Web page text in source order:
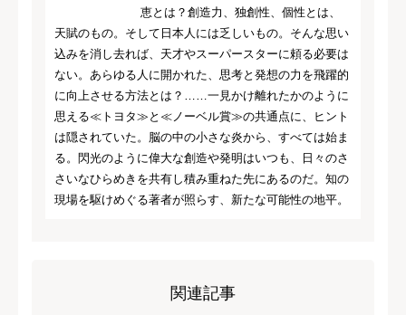
恵とは？創造力、独創性、個性とは、
天賦のもの。そして日本人には乏しいもの。そんな思い
込みを消し去れば、天才やスーパースターに頼る必要は
ない。あらゆる人に開かれた、思考と発想の力を飛躍的
に向上させる方法とは？……一見かけ離れたかのように
思える≪トヨタ≫と≪ノーベル賞≫の共通点に、ヒント
は隠されていた。脳の中の小さな炎から、すべては始ま
る。閃光のように偉大な創造や発明はいつも、日々のさ
さいなひらめきを共有し積み重ねた先にあるのだ。知の
現場を駆けめぐる著者が照らす、新たな可能性の地平。
関連記事